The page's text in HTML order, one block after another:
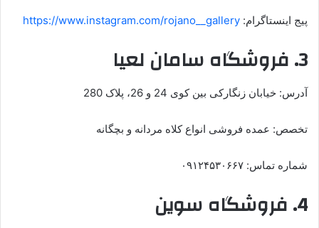
پیج اینستاگرام: https://www.instagram.com/rojano__gallery
3. فروشگاه سامان لعیا
آدرس: خیابان زنگارکی بین کوی 24 و 26، پلاک 280
تخصص: عمده فروشی انواع کلاه مردانه و بچگانه
شماره تماس: ۰۹۱۲۴۵۳۰۶۶۷
4. فروشگاه سوین